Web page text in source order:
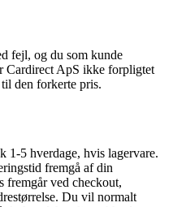
fejl, og du som kunde
Cardirect ApS ikke forpligtet
den forkerte pris.
1-5 hverdage, hvis lagervare.
fremgå af din
fremgår ved checkout,
Du vil normalt